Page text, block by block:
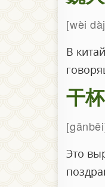
wèi
В
干杯
gānbēi
Это